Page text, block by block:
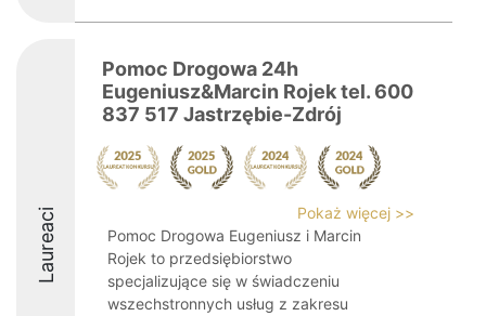
Laureaci
Pomoc Drogowa 24h
Eugeniusz&Marcin Rojek tel. 600
837 517 Jastrzębie-Zdrój
Pokaż więcej >>
Pomoc Drogowa Eugeniusz i Marcin
Rojek to przedsiębiorstwo
specjalizujące się w świadczeniu
wszechstronnych usług z zakresu